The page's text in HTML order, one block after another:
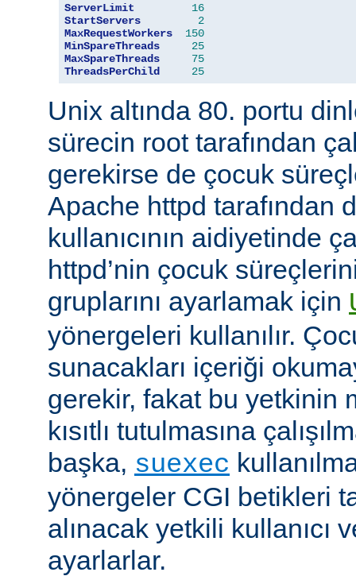
ServerLimit
16
StartServers
2
MaxRequestWorkers
150
MinSpareThreads
25
MaxSpareThreads
75
ThreadsPerChild
25
Unix altında 80. portu
sürecin root tarafından
gerekirse de çocuk
Apache httpd tarafından
kullanıcının aidiyetinde
httpd’nin çocuk
gruplarını ayarlamak için
yönergeleri kullanılır.
sunacakları içeriği
gerekir, fakat bu yetkinin
kısıtlı tutulmasına
başka, suexec
yönergeler CGI betikleri
alınacak yetkili kullanıcı
ayarlarlar.